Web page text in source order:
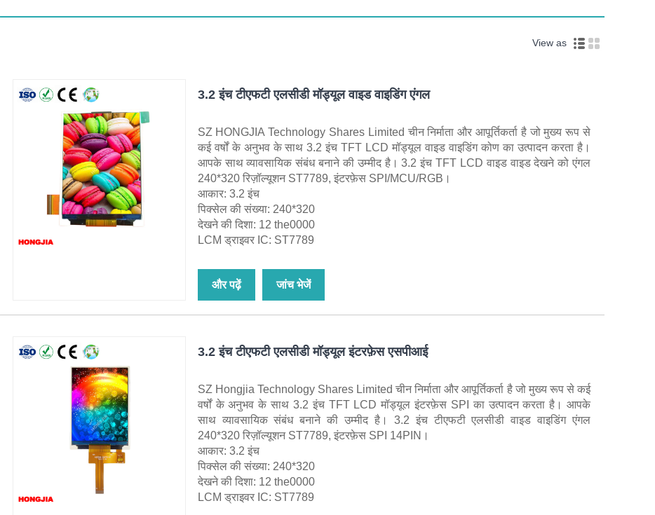
View as
3.2 इंच टीएफटी एलसीडी मॉड्यूल वाइड वाइडिंग एंगल
SZ HONGJIA Technology Shares Limited चीन निर्माता और आपूर्तिकर्ता है जो मुख्य रूप से
कई वर्षों के अनुभव के साथ 3.2 इंच TFT LCD मॉड्यूल वाइड वाइडिंग कोण का उत्पादन करता है।
आपके साथ व्यावसायिक संबंध बनाने की उम्मीद है। 3.2 इंच TFT LCD वाइड वाइड देखने को एंगल
240*320 रिज़ॉल्यूशन ST7789, इंटरफ़ेस SPI/MCU/RGB।
आकार: 3.2 इंच
पिक्सेल की संख्या: 240*320
देखने की दिशा: 12 the0000
LCM ड्राइवर IC: ST7789
और पढ़ें जांच भेजें
3.2 इंच टीएफटी एलसीडी मॉड्यूल इंटरफ़ेस एसपीआई
SZ Hongjia Technology Shares Limited चीन निर्माता और आपूर्तिकर्ता है जो मुख्य रूप से कई
वर्षों के अनुभव के साथ 3.2 इंच TFT LCD मॉड्यूल इंटरफ़ेस SPI का उत्पादन करता है। आपके
साथ व्यावसायिक संबंध बनाने की उम्मीद है। 3.2 इंच टीएफटी एलसीडी वाइड वाइडिंग एंगल
240*320 रिज़ॉल्यूशन ST7789, इंटरफ़ेस SPI 14PIN।
आकार: 3.2 इंच
पिक्सेल की संख्या: 240*320
देखने की दिशा: 12 the0000
LCM ड्राइवर IC: ST7789